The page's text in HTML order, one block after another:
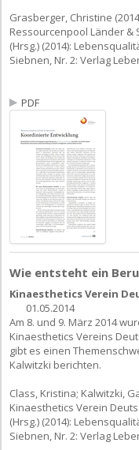
Grasberger, Christine
Ressourcenpool Länder &
(Hrsg.) (2014):
Siebnen, Nr. 2: Verlag
PDF
Wie entsteht ein
Kinaesthetics Verein
01.05.2014
Am 8. und 9. März 2014
Kinaesthetics Vereins
gibt es einen
Kalwitzki berichten.
Class, Kristina; Kalwitzki,
Kinaesthetics Verein
(Hrsg.) (2014):
Siebnen, Nr. 2: Verlag